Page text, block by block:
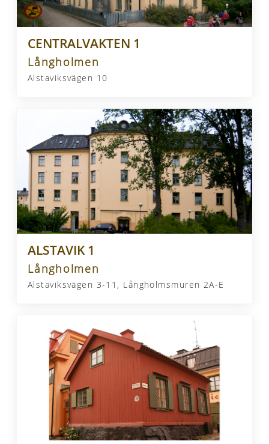
CENTRALVAKTEN 1
Långholmen
Alstaviksvägen 10
ALSTAVIK 1
Långholmen
Alstaviksvägen 3-11, Långholmsmuren 2A-E